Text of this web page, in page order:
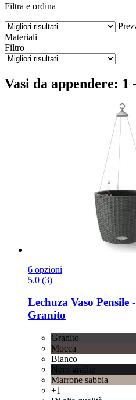
Filtra e ordina
Materiali
Filtro
Vasi da appendere:
6 opzioni
5.0 (3)
Lechuza Vaso Pensile
Granito
Granito
Mocca
Bianco
Nero grafite
Marrone sabbia
+1